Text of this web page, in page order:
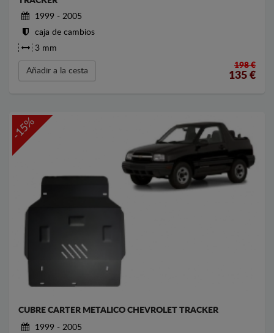
1999 - 2005
caja de cambios
3 mm
Añadir a la cesta
198 €
135 €
-15%
CUBRE CARTER METALICO CHEVROLET TRACKER
1999 - 2005